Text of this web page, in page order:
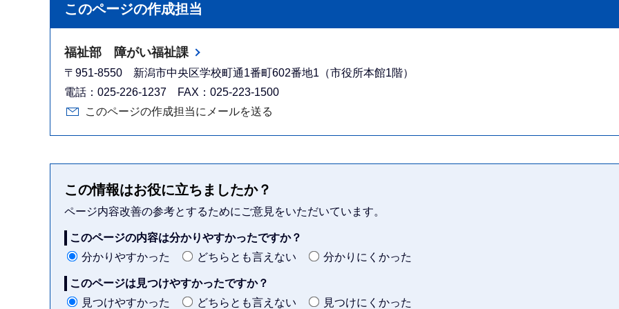
このページの作成担当
福祉部 障がい福祉課
〒951-8550 新潟市中央区学校町通1番町602番地1（市役所本館1階）
電話：025-226-1237 FAX：025-223-1500
このページの作成担当にメールを送る
この情報はお役に立ちましたか？
ページ内容改善の参考とするためにご意見をいただいています。
このページの内容は分かりやすかったですか？
分かりやすかった
どちらとも言えない 分かりにくかった
このページは見つけやすかったですか？
見つけやすかった
どちらとも言えない 見つけにくかった